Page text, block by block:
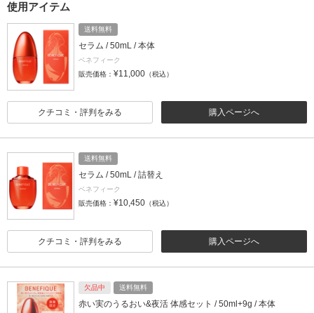
使用アイテム
送料無料
セラム / 50mL / 本体
ベネフィーク
販売価格： ¥11,000 （税込）
購入ページへ
クチコミ・評判をみる
送料無料
セラム / 50mL / 詰替え
ベネフィーク
販売価格： ¥10,450 （税込）
購入ページへ
クチコミ・評判をみる
欠品中 送料無料
赤い実のうるおい&夜活 体感セット / 50ml+9g / 本体